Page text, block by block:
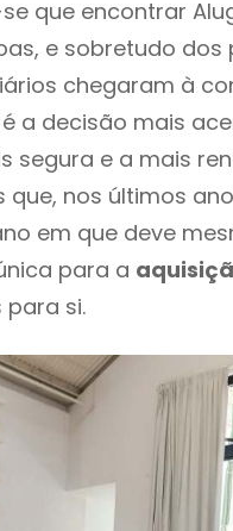
que encontrar
e sobretudo dos
chegaram à
a decisão mais
segura e a mais
que, nos últimos
em que deve
para a
si.